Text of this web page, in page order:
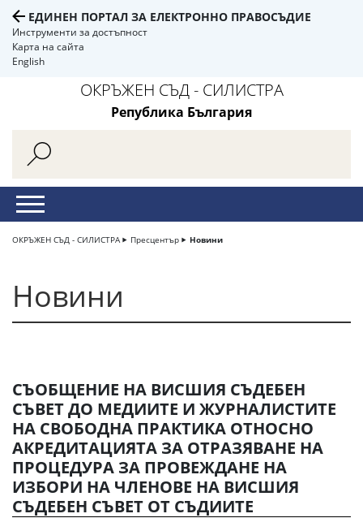
ЕДИНЕН ПОРТАЛ ЗА ЕЛЕКТРОННО ПРАВОСЪДИЕ
Инструменти за достъпност
Карта на сайта
English
ОКРЪЖЕН СЪД - СИЛИСТРА
Република България
ОКРЪЖЕН СЪД - СИЛИСТРА Пресцентър Новини
Новини
СЪОБЩЕНИЕ НА ВИСШИЯ СЪДЕБЕН
СЪВЕТ ДО МЕДИИТЕ И ЖУРНАЛИСТИТЕ
НА СВОБОДНА ПРАКТИКА ОТНОСНО
АКРЕДИТАЦИЯТА ЗА ОТРАЗЯВАНЕ НА
ПРОЦЕДУРА ЗА ПРОВЕЖДАНЕ НА
ИЗБОРИ НА ЧЛЕНОВЕ НА ВИСШИЯ
СЪДЕБЕН СЪВЕТ ОТ СЪДИИТЕ